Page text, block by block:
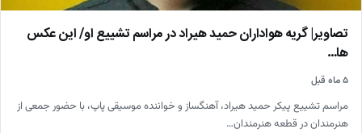
تصاویر| گریه هواداران حمید هیراد در مراسم تشییع او/ این عکس
ها…
۵ ماه قبل
مراسم تشییع پیکر حمید هیراد، آهنگساز و خواننده موسیقی پاپ، با حضور جمعی از
هنرمندان در قطعه هنرمندان…